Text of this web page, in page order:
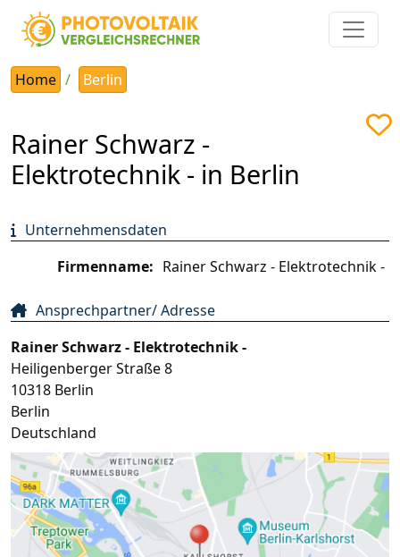
Home Berlin
Rainer Schwarz -
Elektrotechnik - in Berlin
Unternehmensdaten
Firmenname: Rainer Schwarz - Elektrotechnik -
Ansprechpartner/ Adresse
Rainer Schwarz - Elektrotechnik -
Heiligenberger Straße 8
10318 Berlin
Berlin
Deutschland